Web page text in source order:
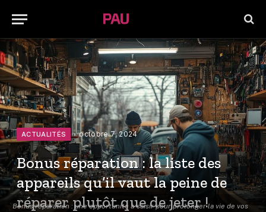
Bonus réparation : une opportunité à saisir pour prolonger la vie de vos
ACTUALITÉS octobre 7, 2024
Bonus réparation : la liste des
appareils qu’il vaut la peine de
réparer plutôt que de jeter !